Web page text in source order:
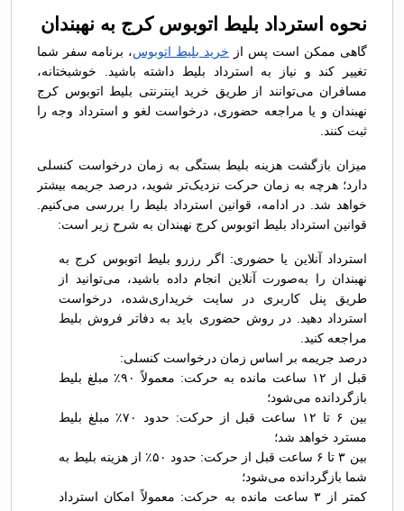
نحوه استرداد بلیط اتوبوس کرج به نهبندان
گاهی ممکن است پس از خرید بلیط اتوبوس، برنامه سفر شما
تغییر کند و نیاز به استرداد بلیط داشته باشید. خوشبختانه،
مسافران می‌توانند از طریق خرید اینترنتی بلیط اتوبوس کرج
نهبندان و یا مراجعه حضوری، درخواست لغو و استرداد وجه را
ثبت کنند.
میزان بازگشت هزینه بلیط بستگی به زمان درخواست کنسلی
دارد؛ هرچه به زمان حرکت نزدیک‌تر شوید، درصد جریمه بیشتر
خواهد شد. در ادامه، قوانین استرداد بلیط را بررسی می‌کنیم.
قوانین استرداد بلیط اتوبوس کرج نهبندان به شرح زیر است:
استرداد آنلاین یا حضوری: اگر رزرو بلیط اتوبوس کرج به
نهبندان را به‌صورت آنلاین انجام داده باشید، می‌توانید از
طریق پنل کاربری در سایت خریداری‌شده، درخواست
استرداد دهید. در روش حضوری باید به دفاتر فروش بلیط
مراجعه کنید.
درصد جریمه بر اساس زمان درخواست کنسلی:
قبل از ۱۲ ساعت مانده به حرکت: معمولاً ۹۰٪ مبلغ بلیط
بازگردانده می‌شود؛
بین ۶ تا ۱۲ ساعت قبل از حرکت: حدود ۷۰٪ مبلغ بلیط
مسترد خواهد شد؛
بین ۳ تا ۶ ساعت قبل از حرکت: حدود ۵۰٪ از هزینه بلیط به
شما بازگردانده می‌شود؛
کمتر از ۳ ساعت مانده به حرکت: معمولاً امکان استرداد